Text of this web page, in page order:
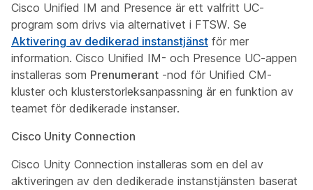
Cisco Unified IM and Presence är ett valfritt UC-
program som drivs via alternativet i FTSW. Se
Aktivering av dedikerad instanstjänst för mer
information. Cisco Unified IM- och Presence UC-appen
installeras som Prenumerant -nod för Unified CM-
kluster och klusterstorleksanpassning är en funktion av
teamet för dedikerade instanser.
Cisco Unity Connection
Cisco Unity Connection installeras som en del av
aktiveringen av den dedikerade instanstjänsten baserat